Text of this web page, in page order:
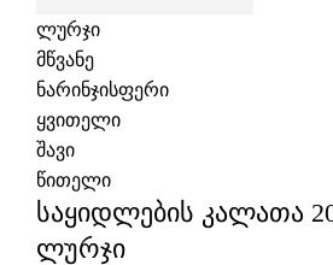
ლურჯი
მწვანე
ნარინჯისფერი
ყვითელი
შავი
წითელი
საყიდლების კალათა
ლურჯი